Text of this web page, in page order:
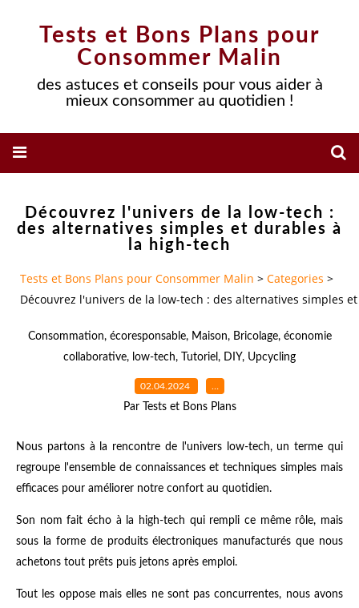
Tests et Bons Plans pour
Consommer Malin
des astuces et conseils pour vous aider à
mieux consommer au quotidien !
Découvrez l'univers de la low-tech :
des alternatives simples et durables à
la high-tech
Tests et Bons Plans pour Consommer Malin > Categories >
Découvrez l'univers de la low-tech : des alternatives simples
Consommation, écoresponsable, Maison, Bricolage, économie
collaborative, low-tech, Tutoriel , DIY, Upcycling
02.04.2024 …
Par Tests et Bons Plans
Nous partons à la rencontre de l'univers low-tech, un terme qui
regroupe l'ensemble de connaissances et techniques simples mais
efficaces pour améliorer notre confort au quotidien.
Son nom fait écho à la high-tech qui rempli ce même rôle, mais
sous la forme de produits électroniques manufacturés que nous
achetons tout prêts puis jetons après emploi.
Tout les oppose mais elles ne sont pas concurrentes, nous avons